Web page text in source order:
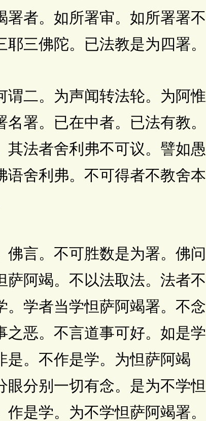
者。如所署审。如所署署不
三佛陀。已法教是为四署。
二。为声闻转法轮。为阿惟
署。已在中者。已法有教。
法者舍利弗不可议。譬如愚
语舍利弗。不可得者不教舍本
言。不可胜数是为署。佛问
萨阿竭。不以法取法。法者不
。学者当学怛萨阿竭署。不念
之恶。不言道事可好。如是学
是。不作是学。为怛萨阿竭
分别一切有念。是为不学怛
是学。为不学怛萨阿竭署。